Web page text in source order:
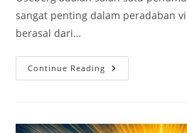
sangat penting dalam peradaban
berasal dari…
Continue Reading Kapal
Oseberg:
Viking